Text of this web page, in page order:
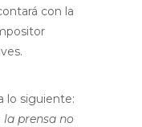
con la
lo siguiente:
la prensa no